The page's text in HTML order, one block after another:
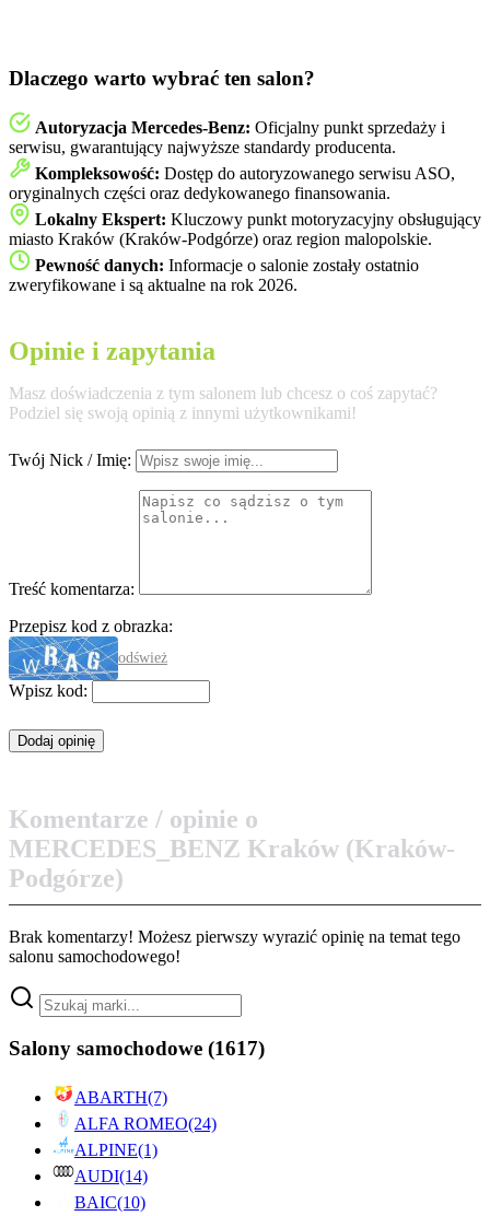
Dlaczego warto wybrać ten salon?
Autoryzacja Mercedes-Benz: Oficjalny punkt sprzedaży i
serwisu, gwarantujący najwyższe standardy producenta.
Kompleksowość: Dostęp do autoryzowanego serwisu ASO,
oryginalnych części oraz dedykowanego finansowania.
Lokalny Ekspert: Kluczowy punkt motoryzacyjny obsługujący
miasto Kraków (Kraków-Podgórze) oraz region malopolskie.
Pewność danych: Informacje o salonie zostały ostatnio
zweryfikowane i są aktualne na rok 2026.
Opinie i zapytania
Masz doświadczenia z tym salonem lub chcesz o coś zapytać?
Podziel się swoją opinią z innymi użytkownikami!
Twój Nick / Imię:
Treść komentarza:
Przepisz kod z obrazka:
odśwież
Wpisz kod:
Komentarze / opinie o
MERCEDES_BENZ Kraków (Kraków-
Podgórze)
Brak komentarzy! Możesz pierwszy wyrazić opinię na temat tego
salonu samochodowego!
Salony samochodowe (1617)
ABARTH(7)
ALFA ROMEO(24)
ALPINE(1)
AUDI(14)
BAIC(10)